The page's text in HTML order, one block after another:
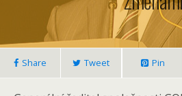
Share Tweet Pin